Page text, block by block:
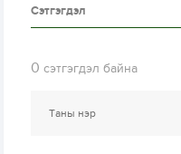
Сэтгэгдэл
0 сэтгэгдэл байна